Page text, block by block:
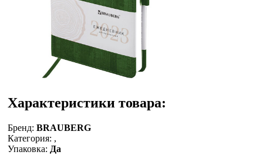
Характеристики товара:
Бренд: BRAUBERG
Категория: ,
Упаковка: Да